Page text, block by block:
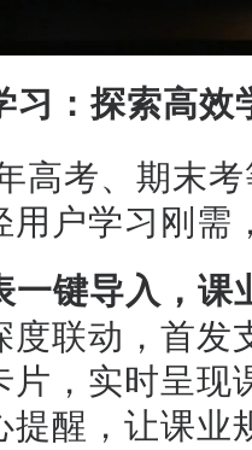
习：探索高效
高考、期末
用户学习刚需
一键导入，课
度联动，首发
片，实时呈现
提醒，让课业